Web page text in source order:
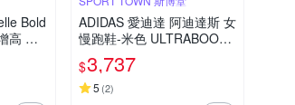
Bold
高 拼
愛迪
ADIDAS 愛迪達 阿迪達斯 女
慢跑鞋-米色 ULTRABOOST
5 W ID8852
$3,737
5 (2)